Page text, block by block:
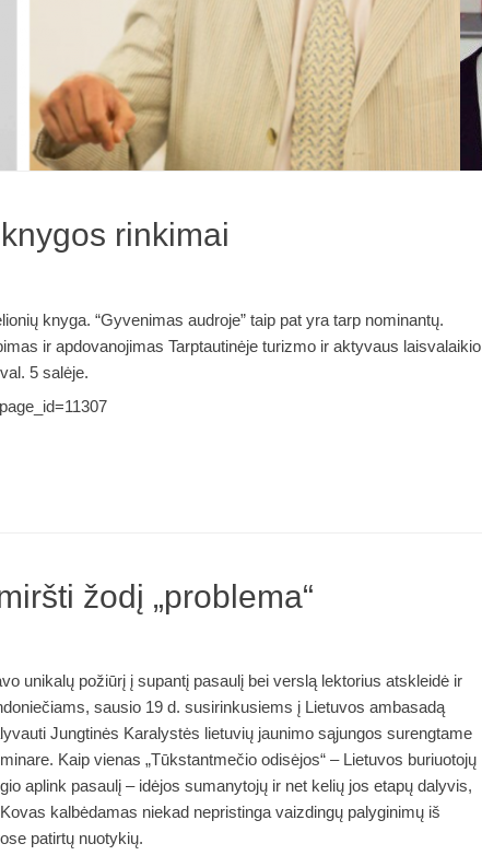
rinkimai
knyga. “Gyvenimas audroje” taip pat yra tarp nominantų.
ir apdovanojimas Tarptautinėje turizmo ir aktyvaus laisvalaikio
5 salėje.
žodį „problema“
unikalų požiūrį į supantį pasaulį bei verslą lektorius atskleidė ir
sausio 19 d. susirinkusiems į Lietuvos ambasadą
Jungtinės Karalystės lietuvių jaunimo sąjungos surengtame
Kaip vienas „Tūkstantmečio odisėjos“ – Lietuvos buriuotojų
aplink pasaulį – idėjos sumanytojų ir net kelių jos etapų dalyvis,
kalbėdamas niekad nepristinga vaizdingų palyginimų iš
patirtų nuotykių.